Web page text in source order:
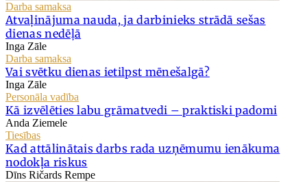
Darba samaksa
Atvaļinājuma nauda, ja darbinieks strādā sešas
dienas nedēļā
Inga Zāle
Darba samaksa
Vai svētku dienas ietilpst mēnešalgā?
Inga Zāle
Personāla vadība
Kā izvēlēties labu grāmatvedi – praktiski padomi
Anda Ziemele
Tiesības
Kad attālinātais darbs rada uzņēmumu ienākuma
nodokļa riskus
Dīns Ričards Rempe